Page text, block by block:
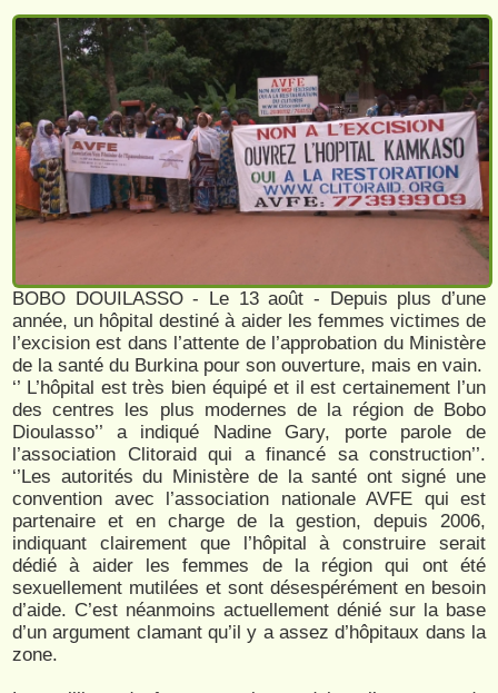
BOBO DOUILASSO - Le 13 août - Depuis plus d’une
année, un hôpital destiné à aider les femmes victimes de
l’excision est dans l’attente de l’approbation du Ministère
de la santé du Burkina pour son ouverture, mais en vain.
‘’ L’hôpital est très bien équipé et il est certainement l’un
des centres les plus modernes de la région de Bobo
Dioulasso’’ a indiqué Nadine Gary, porte parole de
l’association Clitoraid qui a financé sa construction’’.
‘’Les autorités du Ministère de la santé ont signé une
convention avec l’association nationale AVFE qui est
partenaire et en charge de la gestion, depuis 2006,
indiquant clairement que l’hôpital à construire serait
dédié à aider les femmes de la région qui ont été
sexuellement mutilées et sont désespérément en besoin
d’aide. C’est néanmoins actuellement dénié sur la base
d’un argument clamant qu’il y a assez d’hôpitaux dans la
zone.